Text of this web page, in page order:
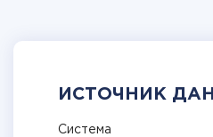
ИСТОЧНИК
Система